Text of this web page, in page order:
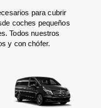
para cubrir
coches pequeños
Todos nuestros
y con chófer.